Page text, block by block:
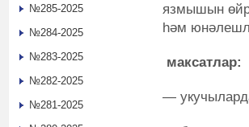
язмышын
һәм
максатлар:
—
№285-2025
№284-2025
№283-2025
№282-2025
№281-2025